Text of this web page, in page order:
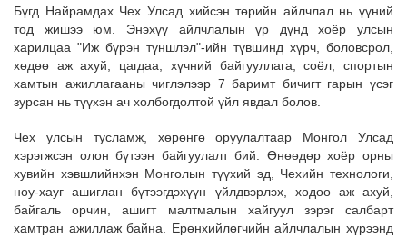
Бүгд Найрамдах Чех Улсад хийсэн төрийн айлчлал нь үүний
тод жишээ юм. Энэхүү айлчлалын үр дүнд хоёр улсын
харилцаа "Иж бүрэн түншлэл"-ийн түвшинд хүрч, боловсрол,
хөдөө аж ахуй, цагдаа, хүчний байгууллага, соёл, спортын
хамтын ажиллагааны чиглэлээр 7 баримт бичигт гарын үсэг
зурсан нь түүхэн ач холбогдолтой үйл явдал болов.
Чех улсын тусламж, хөрөнгө оруулалтаар Монгол Улсад
хэрэгжсэн олон бүтээн байгуулалт бий. Өнөөдөр хоёр орны
хувийн хэвшлийнхэн Монголын түүхий эд, Чехийн технологи,
ноу-хауг ашиглан бүтээгдэхүүн үйлдвэрлэх, хөдөө аж ахуй,
байгаль орчин, ашигт малтмалын хайгуул зэрэг салбарт
хамтран ажиллаж байна. Ерөнхийлөгчийн айлчлалын хүрээнд